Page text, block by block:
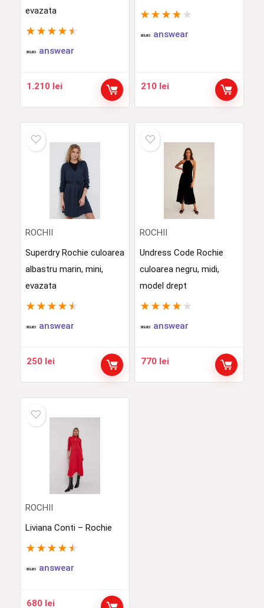
evazata
★ ★ ★ ★ ★
answear
1.210 lei
★ ★ ★ ★ ★
answear
210 lei
ROCHII
Superdry Rochie culoarea
albastru marin, mini,
evazata
★ ★ ★ ★ ★
answear
250 lei
ROCHII
Undress Code Rochie
culoarea negru, midi,
model drept
★ ★ ★ ★ ★
answear
770 lei
ROCHII
Liviana Conti – Rochie
★ ★ ★ ★ ★
answear
680 lei